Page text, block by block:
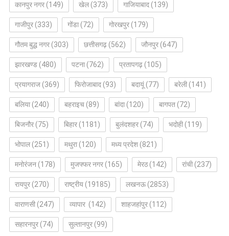
कानपुर नगर(149) खेल(373) गाजियाबाद(139)
गाजीपुर(333) गोंडा(72) गोरखपुर(179)
गौतम बुद्ध नगर(303) छत्तीसगढ़(562) जौनपुर(647)
झारखण्ड(480) पटना(762) प्रतापगढ़(105)
प्रयागराज(369) फिरोजाबाद(93) बदायूं(77) बरेली(141)
बलिया(240) बहराइच(89) बांदा(120) बागपत(72)
बिजनौर(75) बिहार(1181) बुलंदशहर(74) भदोही(119)
भोपाल(251) मथुरा(120) मध्य प्रदेश(821)
मनोरंजन(178) मुजफ्फर नगर(165) मेरठ(142) रांची(237)
रायपुर(270) राष्ट्रीय(19185) लखनऊ(2853)
वाराणसी(247) व्यापार (142) शाहजहांपुर(112)
सहारनपुर(74) सुल्तानपुर(99)